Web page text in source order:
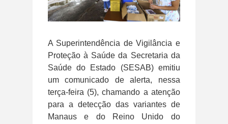
A Superintendência de Vigilância e
Proteção à Saúde da Secretaria da
Saúde do Estado (SESAB) emitiu
um comunicado de alerta, nessa
terça-feira (5), chamando a atenção
para a detecção das variantes de
Manaus e do Reino Unido do